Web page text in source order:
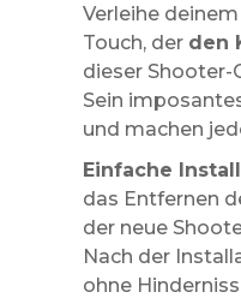
Verleihe deinem
Touch, der den
dieser Shooter-
Sein
und machen
Einfache
das Entfernen
der neue
Nach der
ohne